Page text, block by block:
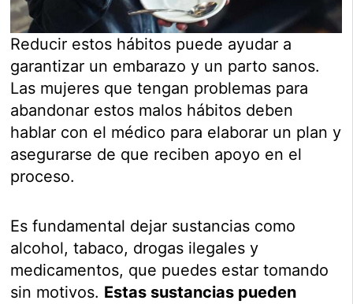
Reducir estos hábitos puede ayudar a
garantizar un embarazo y un parto sanos.
Las mujeres que tengan problemas para
abandonar estos malos hábitos deben
hablar con el médico para elaborar un plan y
asegurarse de que reciben apoyo en el
proceso.
Es fundamental dejar sustancias como
alcohol, tabaco, drogas ilegales y
medicamentos, que puedes estar tomando
sin motivos. Estas sustancias pueden